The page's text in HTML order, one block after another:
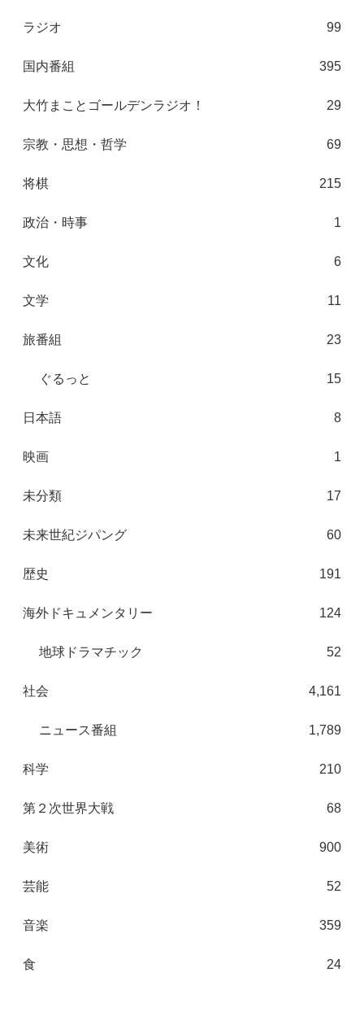
ラジオ 99
国内番組 395
大竹まことゴールデンラジオ！ 29
宗教・思想・哲学 69
将棋 215
政治・時事 1
文化 6
文学 11
旅番組 23
ぐるっと 15
日本語 8
映画 1
未分類 17
未来世紀ジパング 60
歴史 191
海外ドキュメンタリー 124
地球ドラマチック 52
社会 4,161
ニュース番組 1,789
科学 210
第２次世界大戦 68
美術 900
芸能 52
音楽 359
食 24